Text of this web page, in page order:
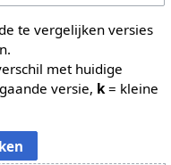
te vergelijken versies
met huidige
versie, k= kleine